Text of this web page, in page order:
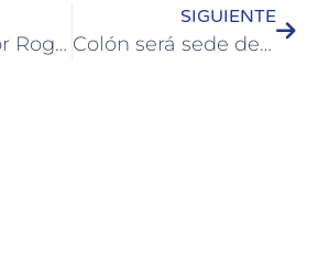
El Gobernador Rogelio Frigerio visitó Colón y recorrió obras educativas junto al intendente José Luis Walser
SIGUIENTE
Colón será sede de “El Becario en Escena”: un certamen que promueve el talento artístico de estudiantes entrerrianos